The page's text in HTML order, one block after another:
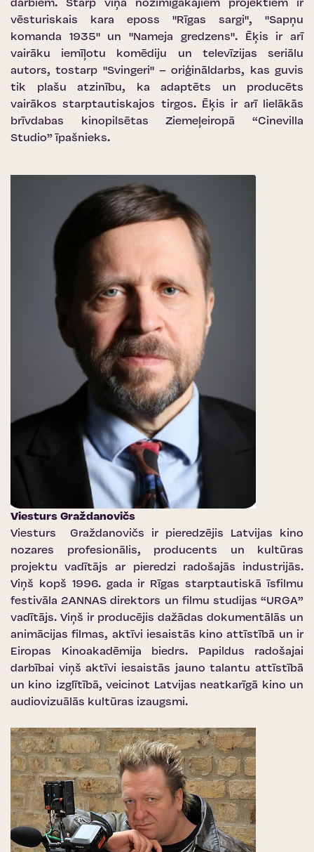
darbiem. Starp viņa nozīmīgākajiem projektiem ir
vēsturiskais kara eposs "Rīgas sargi", "Sapņu
komanda 1935" un "Nameja gredzens". Ēķis ir arī
vairāku iemīļotu komēdiju un televīzijas seriālu
autors, tostarp "Svingeri" – oriģināldarbs, kas guvis
tik plašu atzinību, ka adaptēts un producēts
vairākos starptautiskajos tirgos. Ēķis ir arī lielākās
brīvdabas kinopilsētas Ziemeļeiropā “Cinevilla
Studio” īpašnieks.
Viesturs Graždanovičs
Viesturs Graždanovičs ir pieredzējis Latvijas kino
nozares profesionālis, producents un kultūras
projektu vadītājs ar pieredzi radošajās industrijās.
Viņš kopš 1996. gada ir Rīgas starptautiskā īsfilmu
festivāla 2ANNAS direktors un filmu studijas “URGA”
vadītājs. Viņš ir producējis dažādas dokumentālās un
animācijas filmas, aktīvi iesaistās kino attīstībā un ir
Eiropas Kinoakadēmija biedrs. Papildus radošajai
darbībai viņš aktīvi iesaistās jauno talantu attīstībā
un kino izglītībā, veicinot Latvijas neatkarīgā kino un
audiovizuālās kultūras izaugsmi.